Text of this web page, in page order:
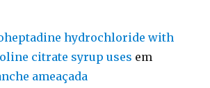
hydrochloride with
citrate syrup uses em
ameaçada